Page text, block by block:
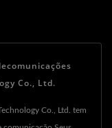
Co., Ltd.
Co., Ltd. tem